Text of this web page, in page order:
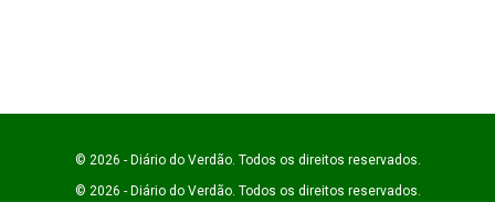
© 2026 - Diário do Verdão. Todos os direitos reservados.
© 2026 - Diário do Verdão. Todos os direitos reservados.